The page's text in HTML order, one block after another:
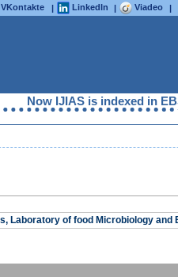
VKontakte | LinkedIn | Viadeo |
Now IJIAS is indexed in
Laboratory of food Microbiology and